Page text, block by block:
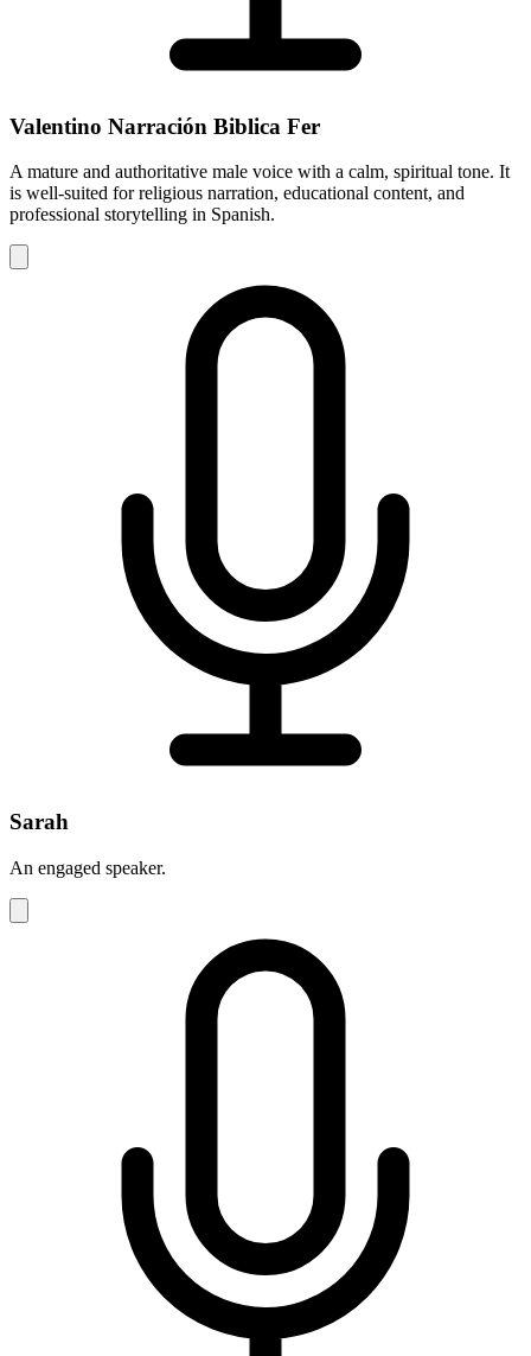
Valentino Narración Biblica Fer
A mature and authoritative male voice with a calm, spiritual tone. It
is well-suited for religious narration, educational content, and
professional storytelling in Spanish.
Sarah
An engaged speaker.